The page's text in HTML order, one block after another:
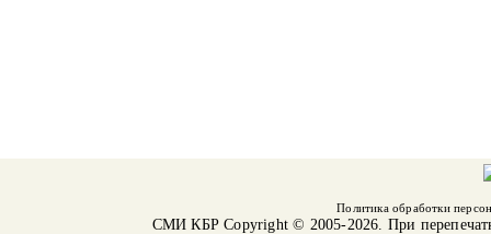
Политика обработки
СМИ КБРCopyright © 2005-2026. При